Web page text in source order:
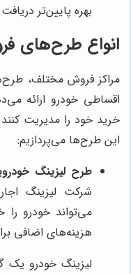
بهره پایین‌تر
انواع طرح‌های
مراکز فروش مختلف،
اقساطی خودرو ارائه
خرید خود را مدیریت
این طرح‌ها می‌پردازیم:
طرح لیزینگ
شرکت لیزینگ
می‌تواند خودرو
هزینه‌های اضافی
لیزینگ خودرو یک